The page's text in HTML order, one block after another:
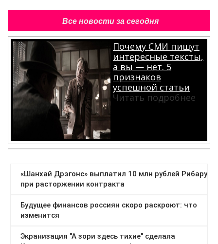
Все новости за сегодня
Почему СМИ пишут
интересные тексты,
а вы — нет. 5
признаков
успешной статьи
Читать подробнее